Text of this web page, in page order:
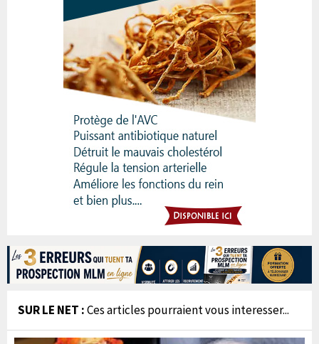
SUR LE NET :Ces articles pourraient vous interesser...